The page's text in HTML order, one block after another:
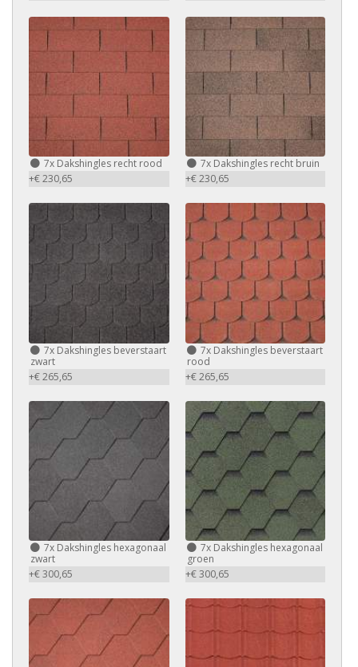
7x Dakshingles recht rood
+€ 230,65
7x Dakshingles recht bruin
+€ 230,65
7x Dakshingles beverstaart
zwart
+€ 265,65
7x Dakshingles beverstaart
rood
+€ 265,65
7x Dakshingles hexagonaal
zwart
+€ 300,65
7x Dakshingles hexagonaal
groen
+€ 300,65